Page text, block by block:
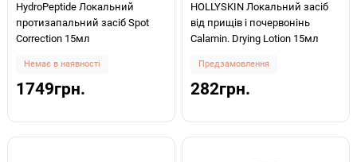
HydroPeptide Локальний
протизапальний засіб Spot
Correction 15мл
Немає в наявності
1749грн.
HOLLYSKIN Локальний засіб
від прищів і почервонінь
Calamin. Drying Lotion 15мл
Предзамовлення
282грн.